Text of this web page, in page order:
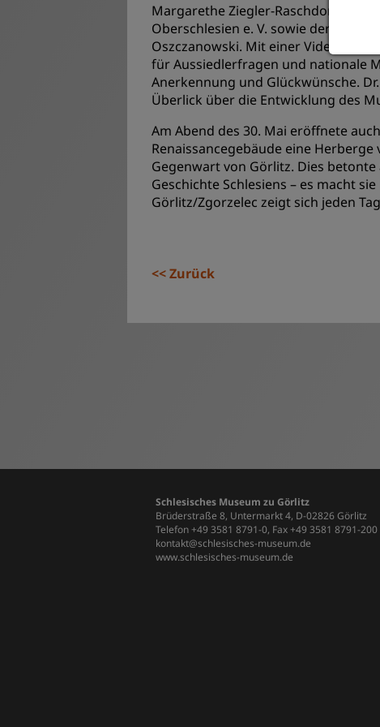
Margarethe Ziegler-Raschdorf als
Oberschlesien e. V. sowie der
Oszczanowski. Mit einer
für Aussiedlerfragen und nationale
Anerkennung und Glückwünsche.
Überlick über die Entwicklung des
Am Abend des 30. Mai eröffnete
Renaissancegebäude eine
Gegenwart von Görlitz. Dies
Geschichte Schlesiens – es macht
Görlitz/Zgorzelec zeigt sich jeden
Zurück
Schlesisches Museum zu Görlitz
Brüderstraße 8, Untermarkt 4, D-02826 Görlitz
Telefon +49 3581 8791-0, Fax +49 3581 8791-200
kontakt@schlesisches-museum.de
www.schlesisches-museum.de